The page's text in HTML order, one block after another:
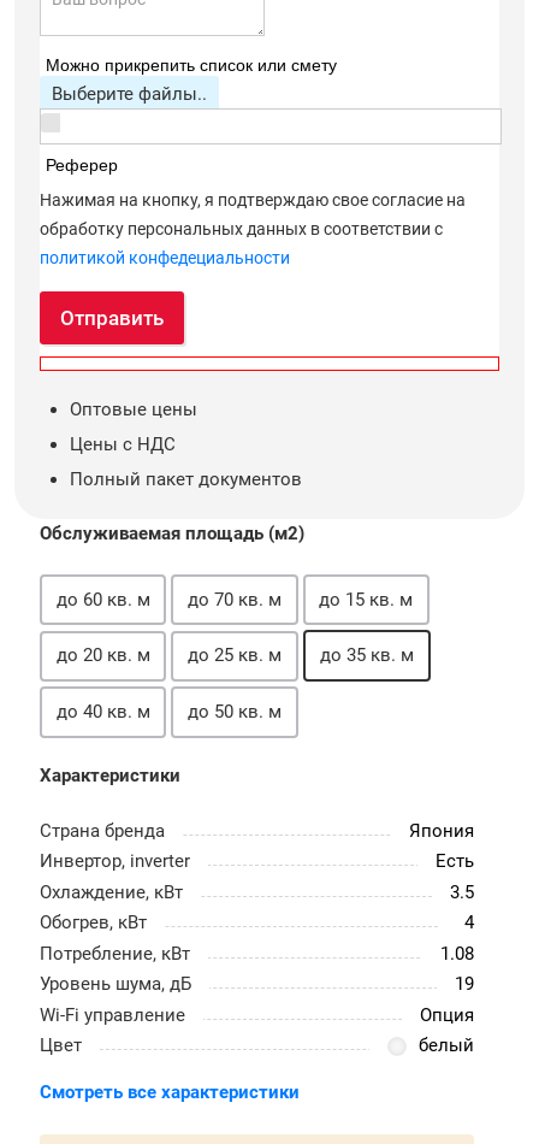
Можно прикрепить список или смету
Выберите файлы..
Реферер
Нажимая на кнопку, я подтверждаю свое согласие на
обработку персональных данных в соответствии с
политикой конфедециальности
Отправить
Оптовые цены
Цены с НДС
Полный пакет документов
Обслуживаемая площадь (м2)
до 60 кв. м до 70 кв. м до 15 кв. м
до 20 кв. м до 25 кв. м до 35 кв. м
до 40 кв. м до 50 кв. м
Характеристики
Страна бренда
Япония
Инвертор, inverter
Есть
Охлаждение, кВт
3.5
Обогрев, кВт
4
Потребление, кВт
1.08
Уровень шума, дБ
19
Wi-Fi управление
Опция
Цвет
белый
Смотреть все характеристики